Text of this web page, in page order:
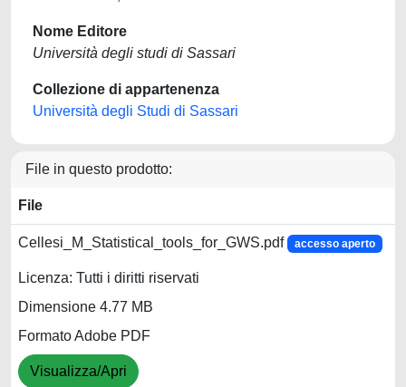
Nome Editore
Università degli studi di Sassari
Collezione di appartenenza
Università degli Studi di Sassari
File in questo prodotto:
File
Cellesi_M_Statistical_tools_for_GWS.pdf accesso aperto
Licenza: Tutti i diritti riservati
Dimensione 4.77 MB
Formato Adobe PDF
Visualizza/Apri